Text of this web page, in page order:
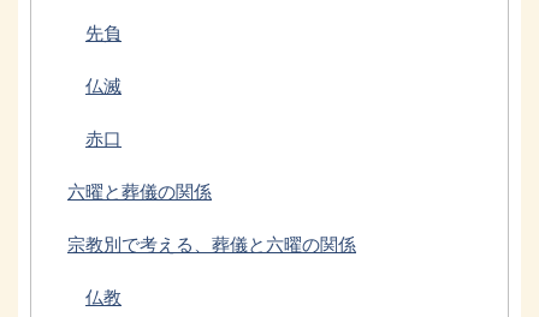
先負
仏滅
赤口
六曜と葬儀の関係
宗教別で考える、葬儀と六曜の関係
仏教